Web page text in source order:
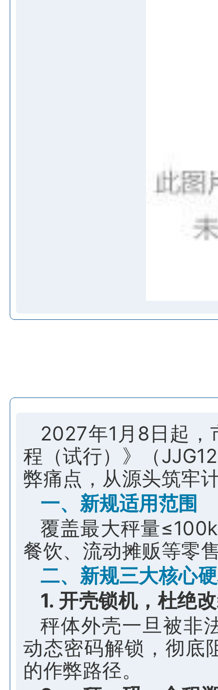
2027年1月8日起，
程（试行）》（
弊痛点，从源头筑牢
一、新规适用范围
覆盖最大秤量
餐饮、流动摊贩等零
二、新规三大核心
1. 开壳锁机，杜绝
秤体外壳一旦被非
动态密码解锁，彻底
的作弊路径。